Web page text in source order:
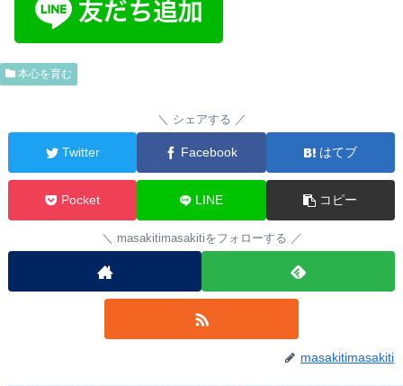
本心を育む
シェアする
Twitter Facebook はてブ
Pocket LINE コピー
masakitimasakitiをフォローする
masakitimasakiti